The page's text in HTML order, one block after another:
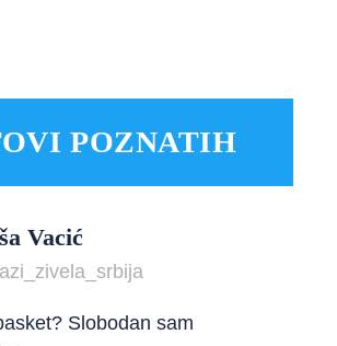
POZNATIH
Vacić
Slobodan sam